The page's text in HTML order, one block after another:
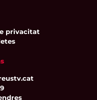
privacitat